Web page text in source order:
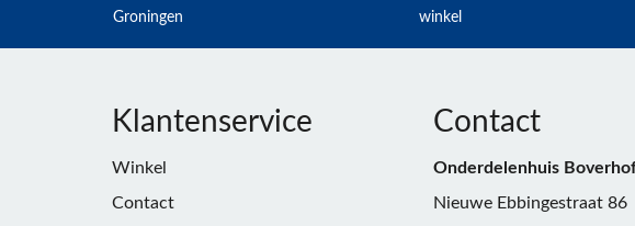
Groningen
winkel
Klantenservice
Winkel
Contact
Contact
Onderdelenhuis
Nieuwe Ebbingestraat 86